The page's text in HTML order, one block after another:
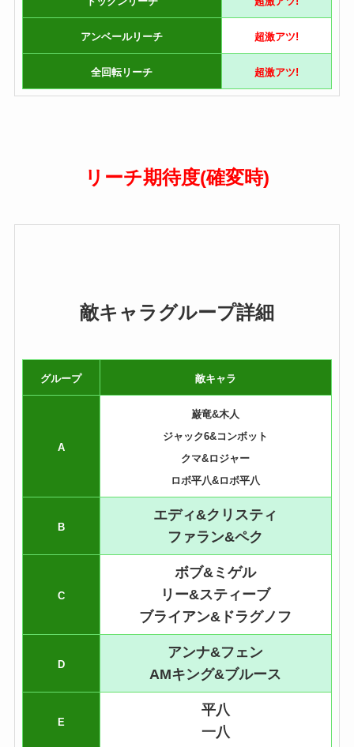
アンベールリーチ 超激アツ!
全回転リーチ 超激アツ!
リーチ期待度(確変時)
敵キャラグループ詳細
グループ 敵キャラ
A
巌竜&木人
ジャック6&コンボット
クマ&ロジャー
ロボ平八&ロボ平八
B
エディ&クリスティ
ファラン&ペク
C
ボブ&ミゲル
リー&スティーブ
ブライアン&ドラグノフ
D
アンナ&フェン
AMキング&ブルース
E
平八
一八